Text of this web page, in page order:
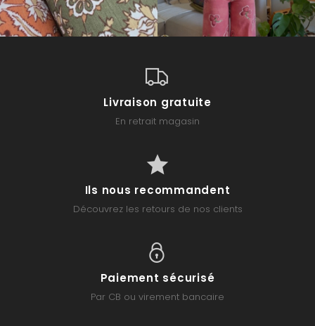
Livraison gratuite
En retrait magasin
Ils nous recommandent
Découvrez les retours de nos clients
Paiement sécurisé
Par CB ou virement bancaire